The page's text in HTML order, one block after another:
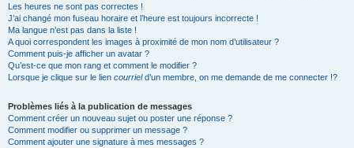
Les heures ne sont pas correctes !
J’ai changé mon fuseau horaire et l’heure est toujours incorrecte !
Ma langue n’est pas dans la liste !
A quoi correspondent les images à proximité de mon nom d’utilisateur ?
Comment puis-je afficher un avatar ?
Qu’est-ce que mon rang et comment le modifier ?
Lorsque je clique sur le lien courrield’un membre, on me demande de me connecter !?
Problèmes liés à la publication de messages
Comment créer un nouveau sujet ou poster une réponse ?
Comment modifier ou supprimer un message ?
Comment ajouter une signature à mes messages ?